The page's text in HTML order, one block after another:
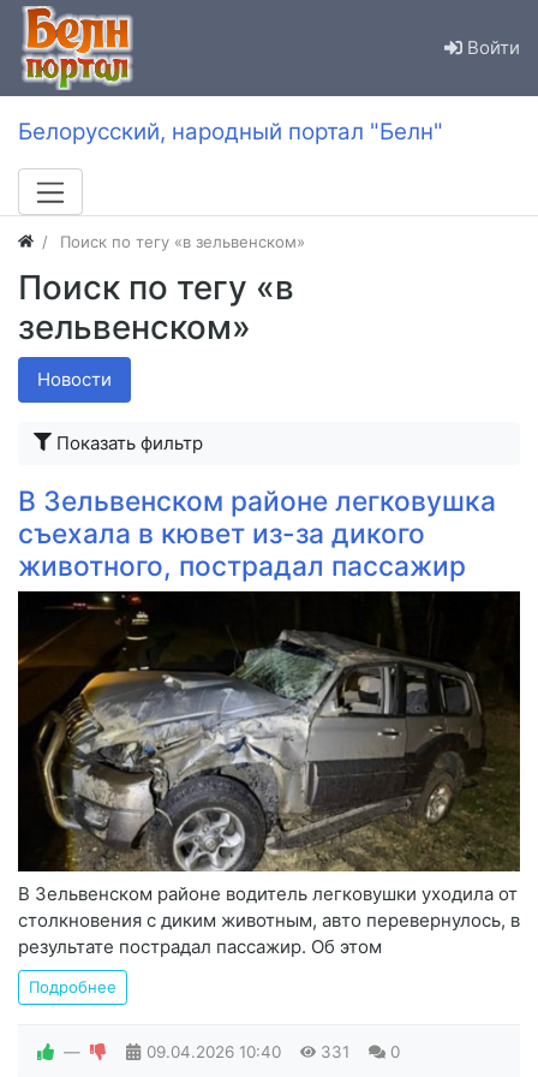
Войти
Белорусский, народный портал "Белн"
Поиск по тегу «в зельвенском»
Поиск по тегу «в
зельвенском»
Новости
Показать фильтр
В Зельвенском районе легковушка
съехала в кювет из-за дикого
животного, пострадал пассажир
В Зельвенском районе водитель легковушки уходила от
столкновения с диким животным, авто перевернулось, в
результате пострадал пассажир. Об этом
Подробнее
— 09.04.2026 10:40 331 0